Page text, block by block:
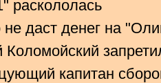
раскололась
даст денег на
капитан